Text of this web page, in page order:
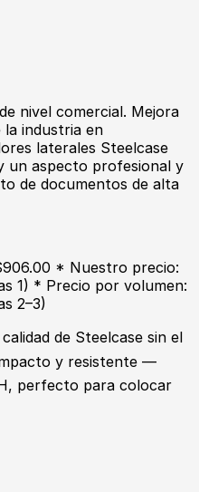
nivel comercial. Mejora
industria en
laterales Steelcase
un aspecto profesional y
de documentos de alta
* Nuestro precio:
1) * Precio por volumen:
2–3)
de Steelcase sin el
y resistente —
perfecto para colocar